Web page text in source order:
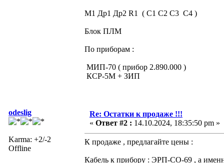
М1 Др1 Др2 R1 ( С1 С2 С3 С4 )
Блок ПЛМ
По приборам :
МИП-70 ( прибор 2.890.000 )
КСР-5М + ЗИП
odeslig
Karma: +2/-2
Offline
Re: Остатки к продаже !!!
« Ответ #2 : 14.10.2024, 18:35:50 pm »
К продаже , предлагайте цены :
Кабель к прибору : ЭРП-СО-69 , а